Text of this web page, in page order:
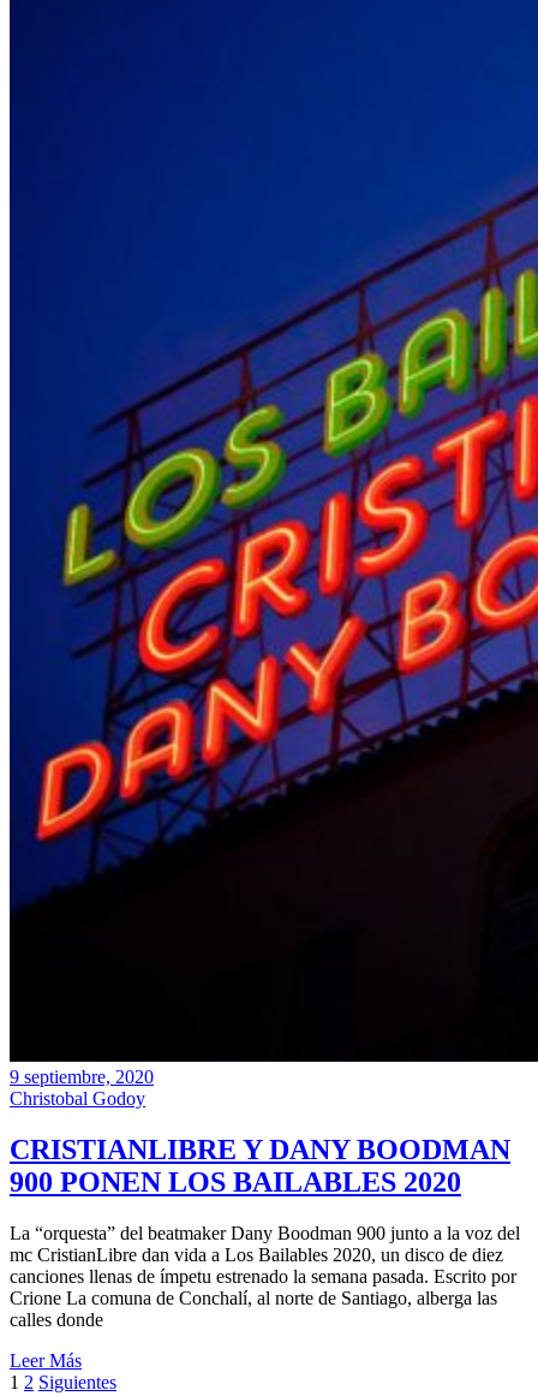
9 septiembre, 2020
Christobal Godoy
CRISTIANLIBRE Y DANY BOODMAN
900 PONEN LOS BAILABLES 2020
La “orquesta” del beatmaker Dany Boodman 900 junto a la voz del
mc CristianLibre dan vida a Los Bailables 2020, un disco de diez
canciones llenas de ímpetu estrenado la semana pasada. Escrito por
Crione La comuna de Conchalí, al norte de Santiago, alberga las
calles donde
Leer Más
Navegación
1 2 Siguientes